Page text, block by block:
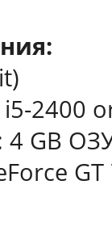
2400
4 GB